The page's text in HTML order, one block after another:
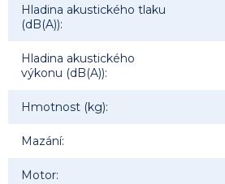
Hladina akustického tlaku
(dB(A)):
Hladina akustického
výkonu (dB(A)):
Hmotnost (kg):
Mazání:
Motor: